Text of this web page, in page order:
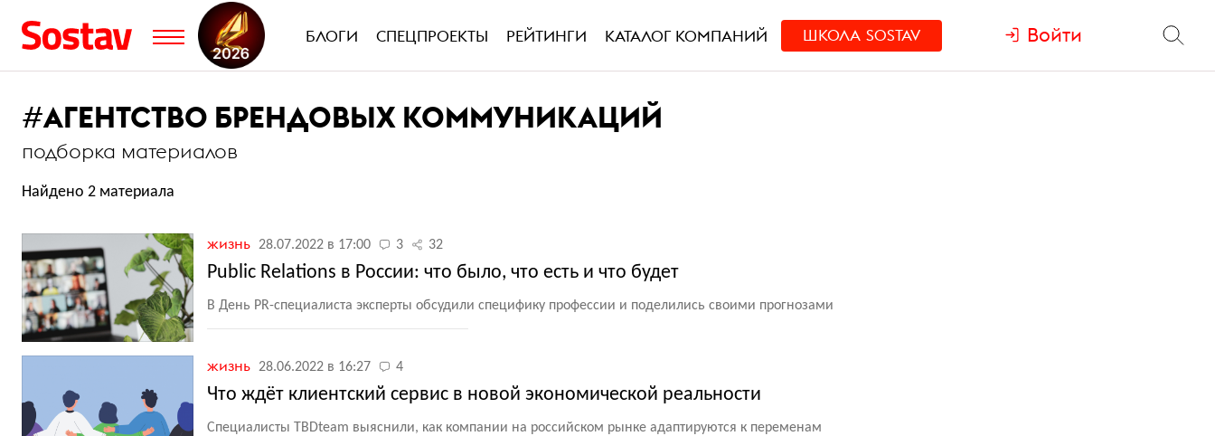
БЛОГИ СПЕЦПРОЕКТЫ РЕЙТИНГИ КАТАЛОГ КОМПАНИЙ ШКОЛА SOSTAV Войти
#АГЕНТСТВО БРЕНДОВЫХ КОММУНИКАЦИЙ
подборка материалов
Найдено 2 материала
жизнь 28.07.2022 в 17:00 3 32
Public Relations в России: что было, что есть и что будет
В День PR-специалиста эксперты обсудили специфику профессии и поделились своими прогнозами
жизнь 28.06.2022 в 16:27 4
Что ждёт клиентский сервис в новой экономической реальности
Специалисты TBDteam выяснили, как компании на российском рынке адаптируются к переменам